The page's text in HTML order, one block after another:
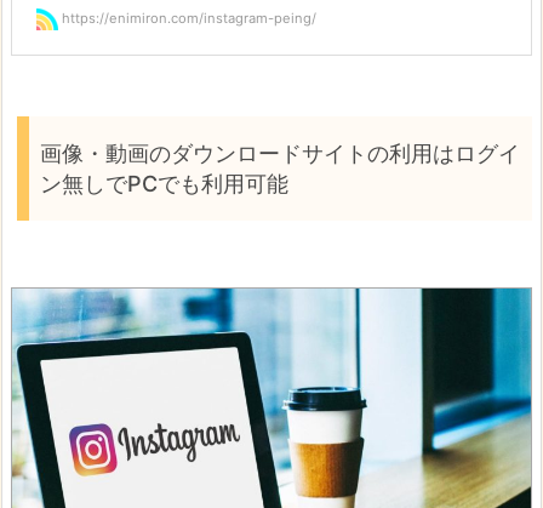
https://enimiron.com/instagram-peing/
画像・動画のダウンロードサイトの利用はログイ
ン無しでPCでも利用可能